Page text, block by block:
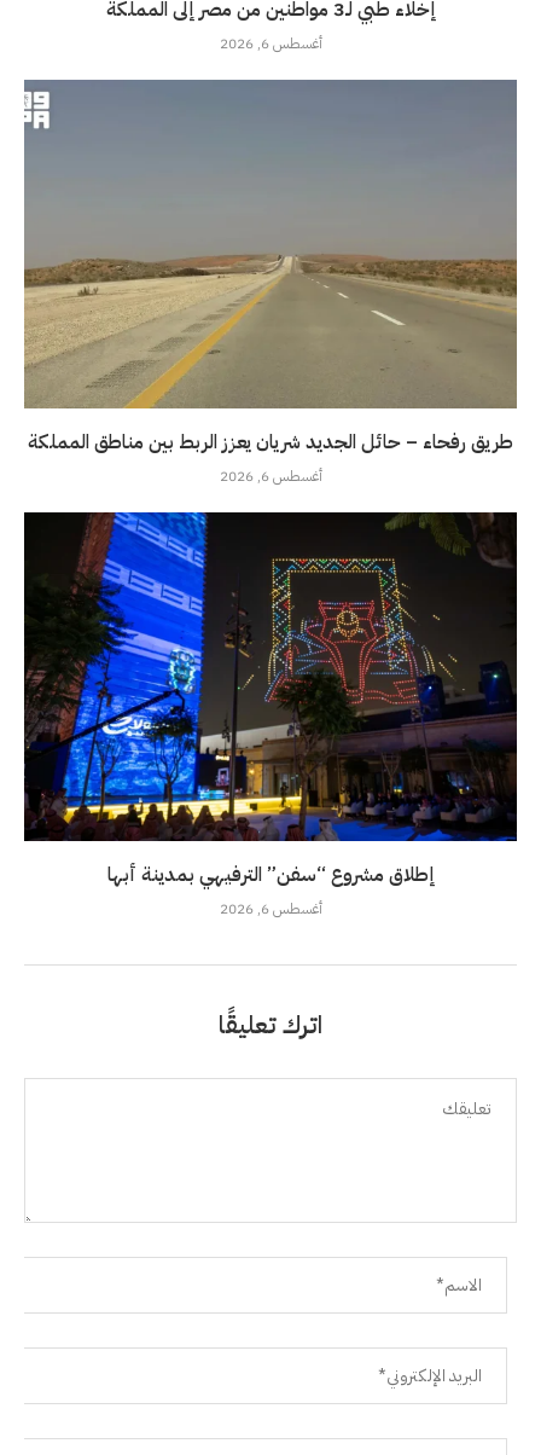
إخلاء طبي لـ3 مواطنين من مصر إلى المملكة
أغسطس 6, 2026
طريق رفحاء – حائل الجديد شريان يعزز الربط بين مناطق المملكة
أغسطس 6, 2026
إطلاق مشروع “سفن” الترفيهي بمدينة أبها
أغسطس 6, 2026
اترك تعليقًا